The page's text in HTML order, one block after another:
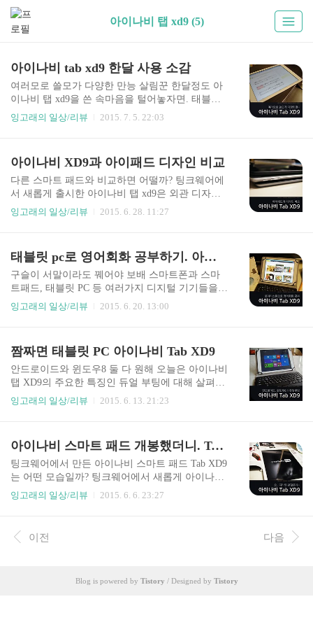
아이나비 탭 xd9 (5)
아이나비 tab xd9 한달 사용 소감
여러모로 쓸모가 다양한 만능 살림꾼 한달정도 아
이나비 탭 xd9을 쓴 속마음을 털어놓자면. 태블릿
에 100프로 만족하지 못하는 나에게 딱인 제품이
하는 경우 만족도가 컸다. 이는 내 손에 익은 인터
페이스 탓도 있고 방대한 앱과 최적화된 퍼포먼스
성능, 특유의 사용자 인터페이스 때문이다. 그러나
단지 놀이와 같은 컨텐츠 소비가 아닌 학습과 생산
적인 도구로서의 활용도는 아이나비 탭 xd9에 손을
점을 갖는다. 예로 카메라를 찍고 SD카드에 넣어서
윈도우 그래픽 프로그램에서 편..
잉고래의 일상/리뷰 2015. 7. 5. 22:03
아이나비 XD9과 아이패드 디자인 비교
다른 스마트 패드와 비교하면 어떨까? 팅크웨어에
서 새롭게 출시한 아이나비 탭 xd9은 외관 디자인
이 썩 괜찮습니다. 이 부분은 처음 개봉기에서 말씀
부분이라, 궁금해 하실 분들을 위해 갖고있는 다른
제품들과 비교 컷을 찍어봤습니다~ ^^ 별로 꿀리지
않는걸? 비교에 사용한 제품은 애플의 뉴아이패드,
아이패드에어, LG G패드 7.0입니다. 전면, 후면, 측
면, 버튼 부분를 찍어봤는데요. 디자인 갑인 아이패
색 포인트 부분이 메탈부분과 좀 이질적인 느낌을
주는게 걸리네요. ..
잉고래의 일상/리뷰 2015. 6. 28. 11:27
태블릿 pc로 영어회화 공부하기. 아이나비 Tab XD9
구슬이 서말이라도 꿰어야 보배 스마트폰과 스마
트패드, 태블릿 PC 등 여러가지 디지털 기기들을
구입하기 전에 참고하는 부분 중 하나가 활용도입
잉고래는 아이들 영어학습 도구로서 활용하고 있
습니다. 기존의 PC전용 프로그램인 로제타스톤 디
지털버전을 스마트패드의 앱처럼 사용할 수 있어
서 편리하네요. 탭 XD9에서 로제타스톤 활용을 살
펴보았습니다. PC 전용 프로그램도 태블릿 앱처럼
싶습니다. 부팅해서 마이크 연결하고 뭐 그런 일련
의 작업들 안 해도 되니깐요. 어떻..
잉고래의 일상/리뷰 2015. 6. 20. 13:00
짬짜면 태블릿 PC 아이나비 Tab XD9
안드로이드와 윈도우8 둘 다 원해 오늘은 아이나비
탭 XD9의 주요한 특징인 듀얼 부팅에 대해 살펴보
겠습니다. 오는 6월15일 팅크웨어에서 출시하는 새
드로이드 어느 것 하나 포기하기 어려워 고민이 되
는 사용자에게 하나의 대안이 되지 않을까 싶습니
다. 탭 XD9에서 듀얼 부팅을 사용하는 방법은 간단
합니다. 전원을 켜고 조금만 기다리면 원하는 OS의
아이콘을 선택하면 됩니다. 이후로 선택한 OS의 부
귀찮다면 듀얼부팅 메뉴를 건너 뛰게 할 수 있도록
한 점은 꼼꼼하군요. ^^ 듀얼부팅 어떻게 하는 ..
잉고래의 일상/리뷰 2015. 6. 13. 21:23
아이나비 스마트 패드 개봉했더니. Tab XD9
팅크웨어에서 만든 아이나비 스마트 패드 Tab XD9
는 어떤 모습일까? 팅크웨어에서 새롭게 아이나비
탭 XD9란 제품을 6월 내놓을 예정입니다. 고맙게
재퓸아 많이들 나오고 있는 요즘, 아이나비 패드는
어떤 모습인지 개봉기와 스펙과 디자인 부분을 살
요? 내비게이션? 블랙박스? 이 2가지가 주로 떠오
잉고래의 일상/리뷰 2015. 6. 6. 23:27
이전 다음
Blog is powered by Tistory / Designed by Tistory